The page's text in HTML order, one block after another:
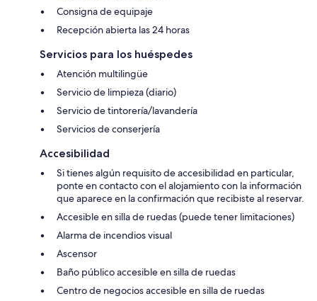
Consigna de equipaje
Recepción abierta las 24 horas
Servicios para los huéspedes
Atención multilingüe
Servicio de limpieza (diario)
Servicio de tintorería/lavandería
Servicios de conserjería
Accesibilidad
Si tienes algún requisito de accesibilidad en particular,
ponte en contacto con el alojamiento con la información
que aparece en la confirmación que recibiste al reservar.
Accesible en silla de ruedas (puede tener limitaciones)
Alarma de incendios visual
Ascensor
Baño público accesible en silla de ruedas
Centro de negocios accesible en silla de ruedas